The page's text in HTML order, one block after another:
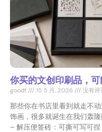
你买的文创印刷品，
goodf 15 5 月, 2026 没有评
那些你在书店里看到就走不
饰画，很多就诞生在我们轰隆
– 解压便签砖：可撕可写可捏